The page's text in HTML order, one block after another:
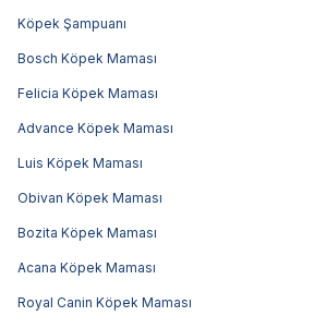
Köpek Şampuanı
Bosch Köpek Maması
Felicia Köpek Maması
Advance Köpek Maması
Luis Köpek Maması
Obivan Köpek Maması
Bozita Köpek Maması
Acana Köpek Maması
Royal Canin Köpek Maması